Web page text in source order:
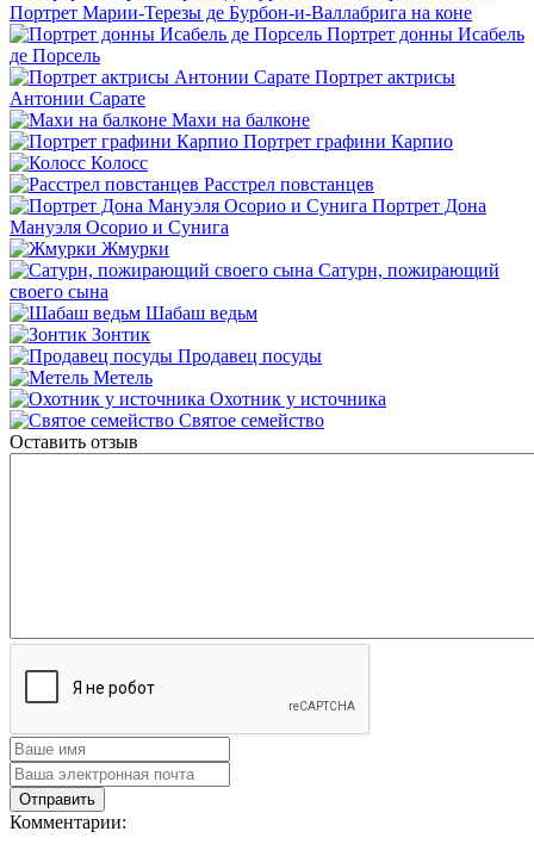
Портрет Марии-Терезы де Бурбон-и-Валлабрига на коне
Портрет донны Исабель
де Порсель
Портрет актрисы
Антонии Сарате
Махи на балконе
Портрет графини Карпио
Колосс
Расстрел повстанцев
Портрет Дона
Мануэля Осорио и Сунига
Жмурки
Сатурн, пожирающий
своего сына
Шабаш ведьм
Зонтик
Продавец посуды
Метель
Охотник у источника
Святое семейство
Оставить отзыв
Комментарии: